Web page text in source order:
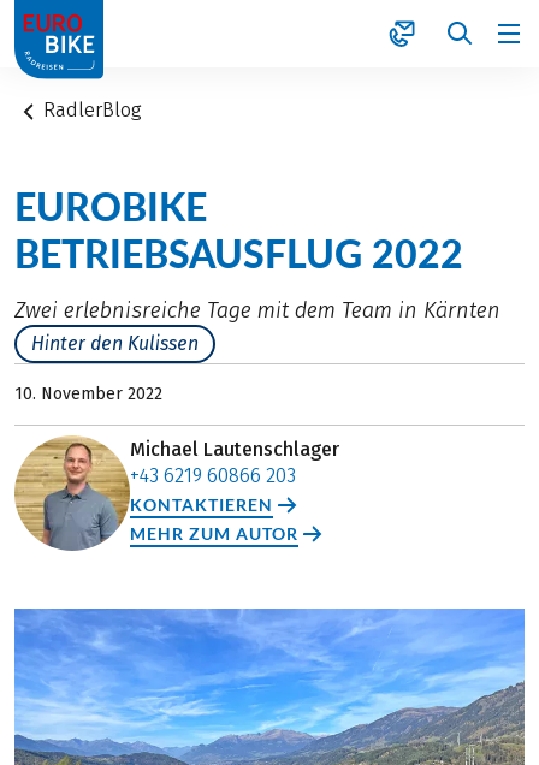
1
RadlerBlog
EUROBIKE
BETRIEBSAUSFLUG 2022
Zwei erlebnisreiche Tage mit dem Team in Kärnten
Hinter den Kulissen
10. November 2022
Michael Lautenschlager
+43 6219 60866 203
KONTAKTIEREN
MEHR ZUM AUTOR